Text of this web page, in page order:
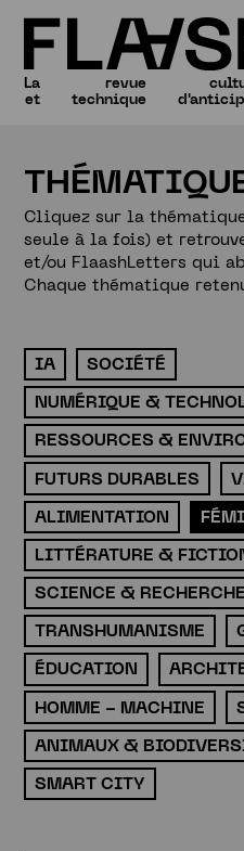
La
et
revue
technique
Cliquez sur la
seule à la fois) et
et/ou FlaashLetters qui
Chaque thématique
IA
SOCIÉTÉ
NUMÉRIQUE &
RESSOURCES &
FUTURS DURABLES
ALIMENTATION
LITTÉRATURE &
SCIENCE & RECHERCHE
TRANSHUMANISME
ÉDUCATION
HOMME - MACHINE
ANIMAUX &
SMART CITY